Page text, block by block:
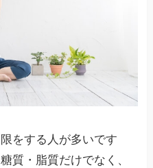
をする人が多いです
質・脂質だけでなく、